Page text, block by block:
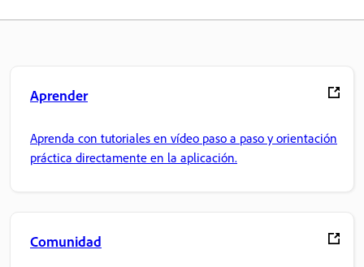
Aprender
Aprenda con tutoriales en vídeo paso a paso y orientación
práctica directamente en la aplicación.
Comunidad